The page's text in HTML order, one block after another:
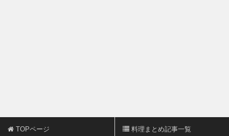
TOPページ 料理まとめ記事一覧